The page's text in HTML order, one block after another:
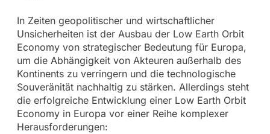
In Zeiten geopolitischer und wirtschaftlicher
Unsicherheiten ist der Ausbau der Low Earth Orbit
Economy von strategischer Bedeutung für Europa,
um die Abhängigkeit von Akteuren außerhalb des
Kontinents zu verringern und die technologische
Souveränität nachhaltig zu stärken. Allerdings steht
die erfolgreiche Entwicklung einer Low Earth Orbit
Economy in Europa vor einer Reihe komplexer
Herausforderungen: